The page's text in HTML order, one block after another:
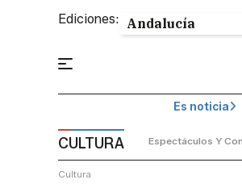
Ediciones:
Es noticia
CULTURA Espectáculos Y
Cultura